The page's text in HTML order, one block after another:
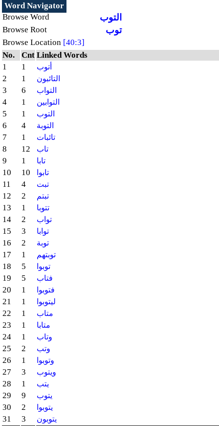
Word Navigator
Browse Word
التوب
Browse Root توب
Browse Location [40:3]
No.
Cnt Linked Words
1
1 أتوب
2 1 التائبون
3 6 التواب
4 1 التوابين
5 1 التوب
6 4 التوبة
7 1 تائبات
8 12 تاب
9 1 تابا
10 10 تابوا
11 4 تبت
12 2 تبتم
13 1 تتوبا
14 2 تواب
15 3 توابا
16 2 توبة
17 1 توبتهم
18 5 توبوا
19 5 فتاب
20 1 فتوبوا
21 1 ليتوبوا
22 1 متاب
23 1 متابا
24 1 وتاب
25 2 وتب
26 1 وتوبوا
27 3 ويتوب
28 1 يتب
29 9 يتوب
30 2 يتوبوا
31 3 يتوبون